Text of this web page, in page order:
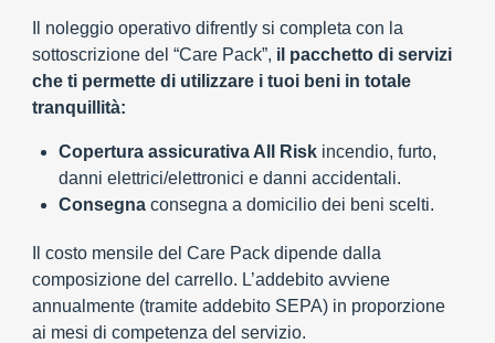
Il noleggio operativo difrently si completa con la
sottoscrizione del “Care Pack”, il pacchetto di servizi
che ti permette di utilizzare i tuoi beni in totale
tranquillità:
Copertura assicurativa All Risk incendio, furto,
danni elettrici/elettronici e danni accidentali.
Consegna consegna a domicilio dei beni scelti.
Il costo mensile del Care Pack dipende dalla
composizione del carrello. L’addebito avviene
annualmente (tramite addebito SEPA) in proporzione
ai mesi di competenza del servizio.